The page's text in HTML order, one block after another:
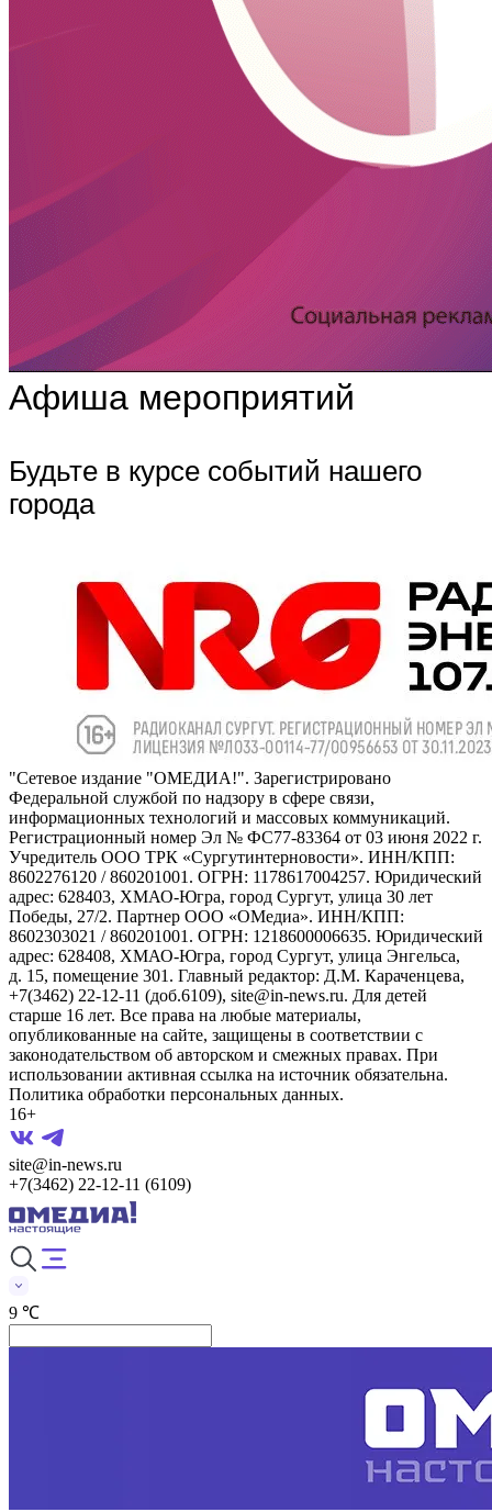
Афиша мероприятий
Будьте в курсе событий нашего
города
"Сетевое издание "ОМЕДИА!". Зарегистрировано
Федеральной службой по надзору в сфере связи,
информационных технологий и массовых коммуникаций.
Регистрационный номер Эл № ФС77-83364 от 03 июня 2022 г.
Учредитель ООО ТРК «Сургутинтерновости». ИНН/КПП:
8602276120 / 860201001. ОГРН: 1178617004257. Юридический
адрес: 628403, ХМАО-Югра, город Сургут, улица 30 лет
Победы, 27/2. Партнер ООО «ОМедиа». ИНН/КПП:
8602303021 / 860201001. ОГРН: 1218600006635. Юридический
адрес: 628408, ХМАО-Югра, город Сургут, улица Энгельса,
д. 15, помещение 301. Главный редактор: Д.М. Караченцева,
+7(3462) 22-12-11 (доб.6109), site@in-news.ru. Для детей
старше 16 лет. Все права на любые материалы,
опубликованные на сайте, защищены в соответствии с
законодательством об авторском и смежных правах. При
использовании активная ссылка на источник обязательна.
Политика обработки персональных данных.
16+
site@in-news.ru
+7(3462) 22-12-11 (6109)
9 ℃